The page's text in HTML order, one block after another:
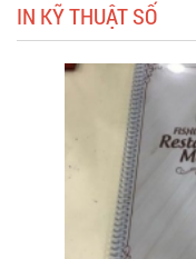
IN KỸ THUẬT SỐ